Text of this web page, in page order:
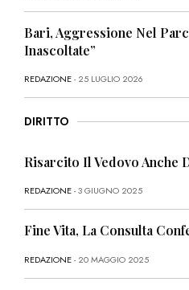
Bari, Aggressione Nel
Inascoltate”
REDAZIONE- 25 LUGLIO 2026
DIRITTO
Risarcito Il Vedovo Anche
REDAZIONE- 3 GIUGNO 2025
Fine Vita, La Consulta
REDAZIONE- 20 MAGGIO 2025